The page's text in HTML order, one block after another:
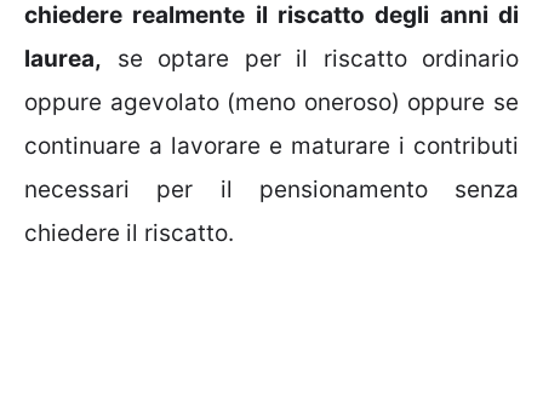
chiedere realmente il riscatto degli anni di
laurea, se optare per il riscatto ordinario
oppure agevolato (meno oneroso) oppure se
continuare a lavorare e maturare i contributi
necessari per il pensionamento senza
chiedere il riscatto.